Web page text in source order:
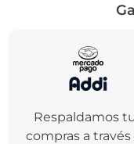
Respaldamos
compras a través